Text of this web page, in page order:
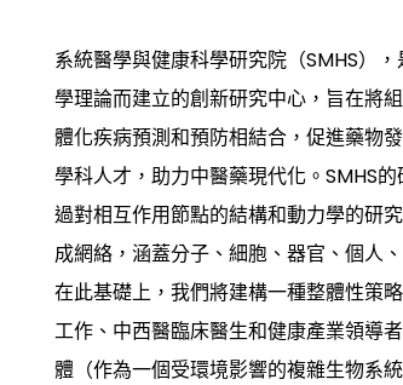
系統醫學與健康科學研究院（SMHS）
學理論而建立的創新研究中心，旨在將
體化疾病預測和預防相結合，促進藥物
學科人才，助力中醫藥現代化。SMHS
過對相互作用節點的結構和動力學的研
成網絡，涵蓋分子、細胞、器官、個人
在此基礎上，我們將建構一種整體性策
工作、中西醫臨床醫生和健康產業領導
體（作為一個受環境影響的複雜生物系